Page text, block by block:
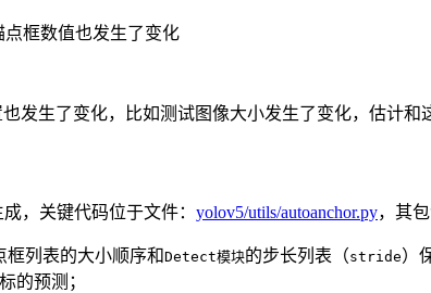
框数值也发生了变化
发生了变化，比如测试图像大小发生了变化，估计和
，关键代码位于文件： yolov5/utils/autoanchor.py，其
框列表的大小顺序和Detect模块的步长列表（stride）
的预测；